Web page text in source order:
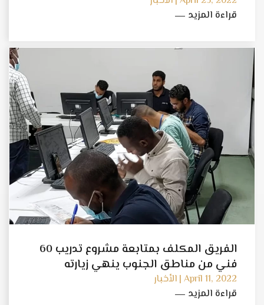
قراءة المزيد
الفريق المكلف بمتابعة مشروع تدريب 60
فني من مناطق الجنوب ينهي زيارته
التفقدية الرابعة لمركز الشرارة للتدريب
والتطوير
April 11, 2022 | الأخبار
قراءة المزيد